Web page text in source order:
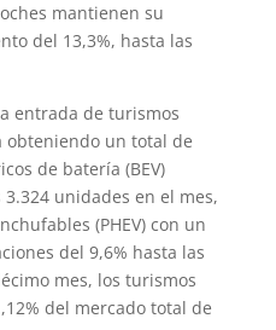
mantienen su
del 13,3%, hasta las
entrada de turismos
obteniendo un total de
de batería (BEV)
unidades en el mes,
(PHEV) con un
del 9,6% hasta las
mes, los turismos
del mercado total de